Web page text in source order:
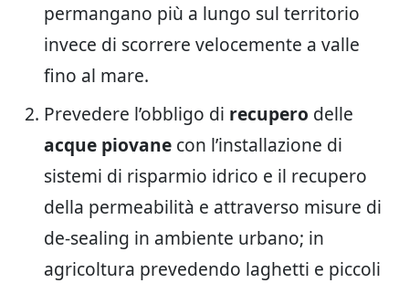
permangano più a lungo sul territorio
invece di scorrere velocemente a valle
fino al mare.
Prevedere l’obbligo di recupero delle
acque piovane con l’installazione di
sistemi di risparmio idrico e il recupero
della permeabilità e attraverso misure di
de-sealing in ambiente urbano; in
agricoltura prevedendo laghetti e piccoli